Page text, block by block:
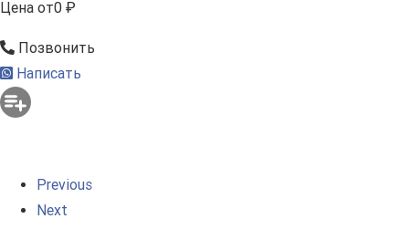
Цена от0 ₽
Позвонить
Написать
Previous
Next